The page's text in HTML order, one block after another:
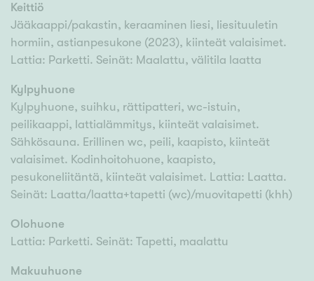
Keittiö
Jääkaappi/pakastin, keraaminen liesi, liesituuletin
hormiin, astianpesukone (2023), kiinteät valaisimet.
Lattia: Parketti. Seinät: Maalattu, välitila laatta
Kylpyhuone
Kylpyhuone, suihku, rättipatteri, wc-istuin,
peilikaappi, lattialämmitys, kiinteät valaisimet.
Sähkösauna. Erillinen wc, peili, kaapisto, kiinteät
valaisimet. Kodinhoitohuone, kaapisto,
pesukoneliitäntä, kiinteät valaisimet. Lattia: Laatta.
Seinät: Laatta/laatta+tapetti (wc)/muovitapetti (khh)
Olohuone
Lattia: Parketti. Seinät: Tapetti, maalattu
Makuuhuone